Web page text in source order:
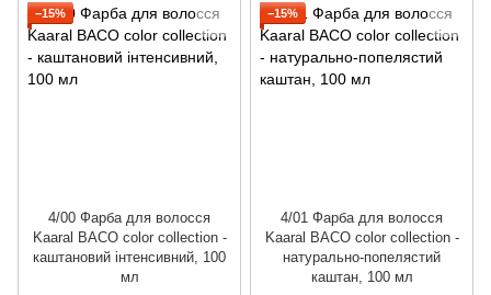
−15%
4/00 Фарба для волосся
Kaaral BACO color collection -
каштановий інтенсивний, 100
мл
−15%
4/01 Фарба для волосся
Kaaral BACO color collection -
натурально-попелястий
каштан, 100 мл